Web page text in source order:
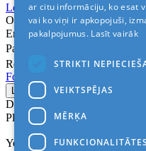
Login with Facebook Login
Or
Email
Password
Remember me
Forgot Password?
Don’t have an account?
Please confirm login email
You will receive an email
ar citu informāciju, ko esat
vai ko viņi ir apkopojuši,
pakalpojumus. Lasīt vairāk
STRIKTI
VEIKTSPĒJAS
MĒRĶA
FUNKCIONALITĀTES